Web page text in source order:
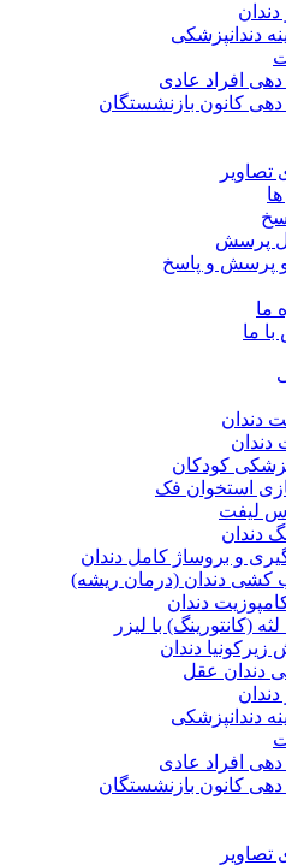
دندان
دندانپزشکی
افراد عادی
دهی کانون بازنشستگان
تصاویر
پرسش
پرسش و پاسخ
ما
ما
دندان
دندان
کودکان
استخوان فک
لیفت
دندان
و بروساژ کامل دندان
دندان (درمان ریشه)
دندان
(کانتورینگ) با لیزر
دندان
دندان عقل
دندان
دندانپزشکی
افراد عادی
دهی کانون بازنشستگان
تصاویر